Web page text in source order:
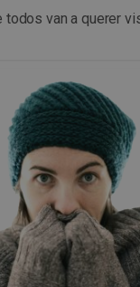
van a querer